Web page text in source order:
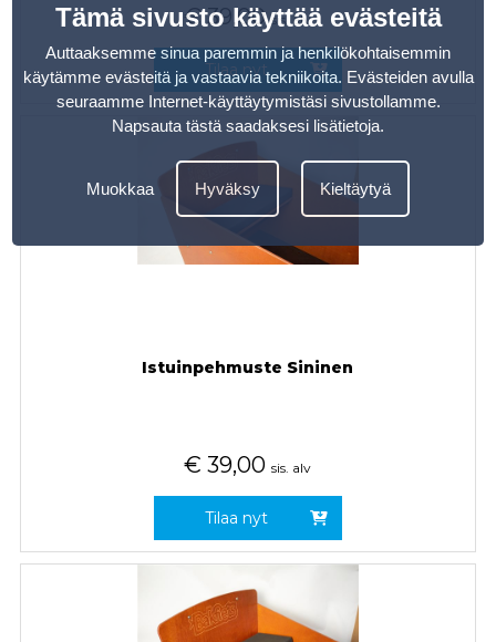
€ 39,00 sis. alv
Tilaa nyt
Istuinpehmuste Sininen
€ 39,00 sis. alv
Tilaa nyt
Tämä sivusto käyttää evästeitä
Auttaaksemme sinua paremmin ja henkilökohtaisemmin
käytämme evästeitä ja vastaavia tekniikoita. Evästeiden avulla
seuraamme Internet-käyttäytymistäsi sivustollamme.
Napsauta tästä saadaksesi lisätietoja.
Muokkaa Hyväksy Kieltäytyä